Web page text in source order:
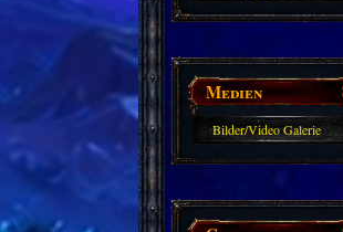
Medien
Bilder/Video Galerie